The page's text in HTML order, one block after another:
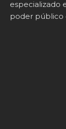
especializado
poder público